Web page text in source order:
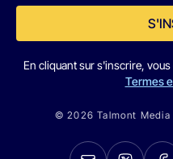
En cliquant sur s'inscrire,
Termes
© 2026 Talmont